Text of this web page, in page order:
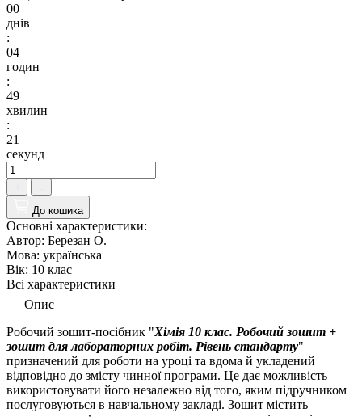
00
днів
:
04
годин
:
49
хвилин
:
20
секунд
До кошика
Основні характеристики:
Автор: Березан О.
Мова: українська
Вік: 10 клас
Всі характеристики
Опис
Робочий зошит-посібник "Хімія 10 клас. Робочий зошит +
зошит для лабораторних робіт. Рівень стандарту"
призначений для роботи на уроці та вдома й укладений
відповідно до змісту чинної програми. Це дає можливість
використовувати його незалежно від того, яким підручником
послуговуються в навчальному закладі. Зошит містить